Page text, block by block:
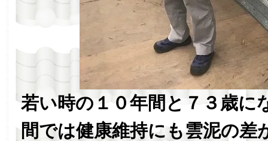
若い時の１０年間と７３歳に
間では健康維持にも雲泥の差